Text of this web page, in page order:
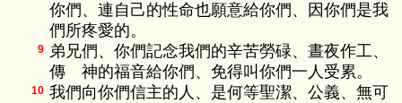
你們、連自己的性命也願意給你們、因你們是我
們所疼愛的。
9 弟兄們、你們記念我們的辛苦勞碌、晝夜作工、
傳 神的福音給你們、免得叫你們一人受累。
10 我們向你們信主的人、是何等聖潔、公義、無可